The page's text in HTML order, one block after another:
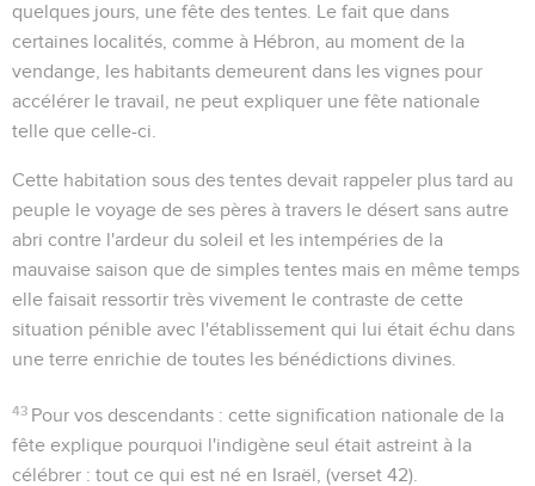
quelques jours, une fête des tentes. Le fait que dans
certaines localités, comme à Hébron, au moment de la
vendange, les habitants demeurent dans les vignes pour
accélérer le travail, ne peut expliquer une fête nationale
telle que celle-ci.
Cette habitation sous des tentes devait rappeler plus tard au
peuple le voyage de ses pères à travers le désert sans autre
abri contre l'ardeur du soleil et les intempéries de la
mauvaise saison que de simples tentes mais en même temps
elle faisait ressortir très vivement le contraste de cette
situation pénible avec l'établissement qui lui était échu dans
une terre enrichie de toutes les bénédictions divines.
43 Pour vos descendants : cette signification nationale de la
fête explique pourquoi l'indigène seul était astreint à la
célébrer : tout ce qui est né en Israël , (verset 42).